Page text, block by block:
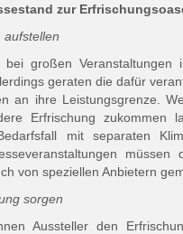
zur
aufstellen
bei großen
geraten die dafür
an ihre Leistungsgrenze.
Erfrischung zukommen
mit separaten
müssen
von speziellen Anbietern
sorgen
Aussteller den